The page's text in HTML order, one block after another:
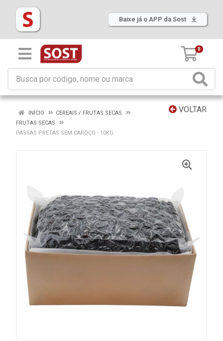
Baixe já o APP da Sost
0
VOLTAR
INÍCIO
CEREAIS / FRUTAS SECAS
FRUTAS SECAS
PASSAS PRETAS SEM CAROÇO - 10KG